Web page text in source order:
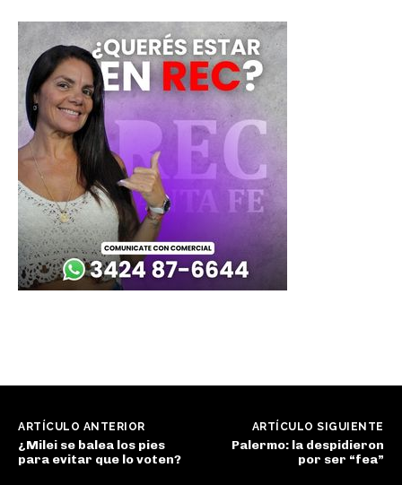
ARTÍCULO ANTERIOR
¿Milei se balea los pies
para evitar que lo voten?
ARTÍCULO SIGUIENTE
Palermo: la despidieron
por ser “fea”